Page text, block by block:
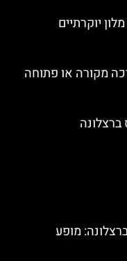
מקורה או פתוחה
מופע